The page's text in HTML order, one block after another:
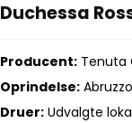
Duchessa
Producent: Tenuta
Oprindelse:
Druer: Udvalgte